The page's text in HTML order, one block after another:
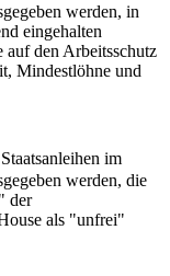
werden, in
eingehalten
auf den Arbeitsschutz
Mindestlöhne und
im
werden, die
der
als "unfrei"